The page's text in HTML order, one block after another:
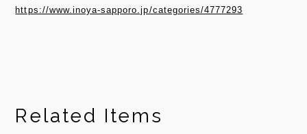
https://www.inoya-sapporo.jp/categories/4777293
Related Items